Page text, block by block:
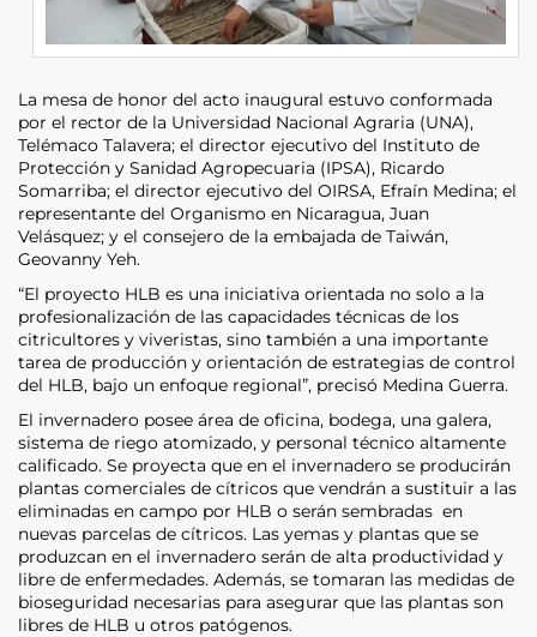
La mesa de honor del acto inaugural estuvo conformada
por el rector de la Universidad Nacional Agraria (UNA),
Telémaco Talavera; el director ejecutivo del Instituto de
Protección y Sanidad Agropecuaria (IPSA), Ricardo
Somarriba; el director ejecutivo del OIRSA, Efraín Medina; el
representante del Organismo en Nicaragua, Juan
Velásquez; y el consejero de la embajada de Taiwán,
Geovanny Yeh.
“El proyecto HLB es una iniciativa orientada no solo a la
profesionalización de las capacidades técnicas de los
citricultores y viveristas, sino también a una importante
tarea de producción y orientación de estrategias de control
del HLB, bajo un enfoque regional”, precisó Medina Guerra.
El invernadero posee área de oficina, bodega, una galera,
sistema de riego atomizado, y personal técnico altamente
calificado. Se proyecta que en el invernadero se producirán
plantas comerciales de cítricos que vendrán a sustituir a las
eliminadas en campo por HLB o serán sembradas en
nuevas parcelas de cítricos. Las yemas y plantas que se
produzcan en el invernadero serán de alta productividad y
libre de enfermedades. Además, se tomaran las medidas de
bioseguridad necesarias para asegurar que las plantas son
libres de HLB u otros patógenos.